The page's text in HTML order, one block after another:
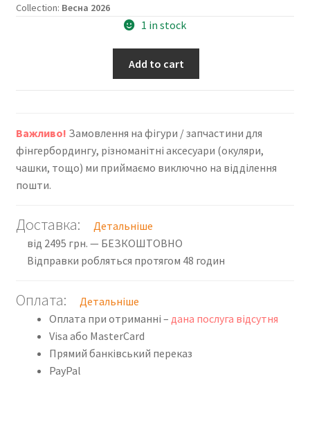
Collection: Весна 2026
1 in stock
Sommer
x
31.8in
SP26
Add to cart
Важливо! Замовлення на фігури / запчастини для
фінгербордингу, різноманітні аксесуари (окуляри,
чашки, тощо) ми приймаємо виключно на відділення
пошти.
Доставка:
Детальніше
від 2495 грн. — БЕЗКОШТОВНО
Відправки робляться протягом 48 годин
Оплата:
Детальніше
Оплата при отриманні – дана послуга відсутня
Visa або MasterCard
Прямий банківський переказ
PayPal